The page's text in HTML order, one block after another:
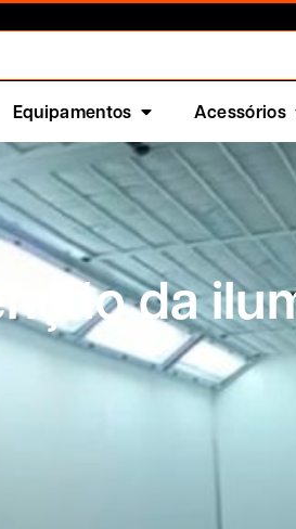
Equipamentos Acessórios
da